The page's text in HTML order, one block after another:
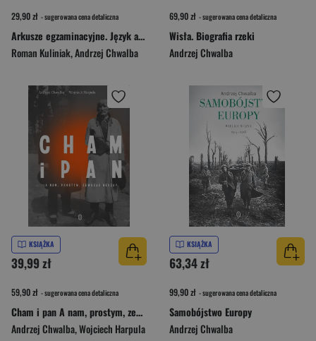
29,90 zł - sugerowana cena detaliczna
Arkusze egzaminacyjne. Język angielski. Egzamin ósmoklasisty. COMBO
Roman Kuliniak,Andrzej Chwalba
69,90 zł - sugerowana cena detaliczna
Wisła. Biografia rzeki
Andrzej Chwalba
KSIĄŻKA
39,99 zł
59,90 zł - sugerowana cena detaliczna
Cham i pan A nam, prostym, zewsząd nędza?
Andrzej Chwalba,Wojciech Harpula
KSIĄŻKA
63,34 zł
99,90 zł - sugerowana cena detaliczna
Samobójstwo Europy
Andrzej Chwalba